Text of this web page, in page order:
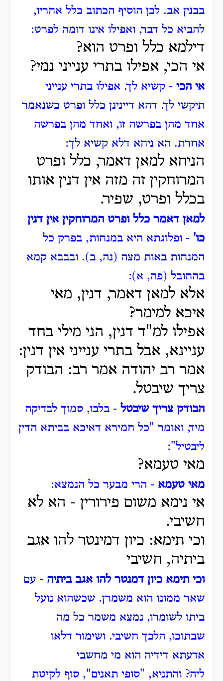
בבנין אב. לכן הוסיף הכתוב כלל אחריו,
להביא כל דבר, ואפילו אינו דומה לפרט:
דילמא כלל ופרט הוא?
אי הכי, אפילו בתרי ענייני נמי?
אי הכי - קשיא לך. אפילו בתרי ענייני
תיקשי לך. דהא דיינינן כלל ופרט כשנאמר
אחד מהן בפרשה זו, ואחד מהן בפרשה
אחרת. הא ניחא דלא קשיא לך:
הניחא למאן דאמר, כלל ופרט
המרוחקין זה מזה אין דנין אותו
בכלל ופרט, שפיר.
למאן דאמר כלל ופרט המרוחקין אין דנין
כו' - ופלוגתא היא במנחות, בפרק כל
המנחות באות מצה (נה, ב). ובבבא קמא
בהחובל (פה, א):
אלא למאן דאמר, דנין, מאי
איכא למימר?
אפילו למ"ד דנין, הני מילי בחד
עניינא, אבל בתרי ענייני אין דנין:
אמר רב יהודה אמר רב: הבודק
צריך שיבטל.
הבודק צריך שיבטל - בלבו, סמוך לבדיקה
מיד, ואומר "כל חמירא דאיכא בביתא הדין
ליבטיל":
מאי טעמא?
מאי טעמא - הרי מבער כל הנמצא:
אי נימא משום פירורין - הא לא
חשיבי.
וכי תימא: כיון דמינטר להו אגב
ביתיה, חשיבי
וכי תימא כיון דמנטר להו אגב ביתיה - עם
שאר ממונו הוא משמרן. שכשהוא נועל
ביתו לשומרו, נמצא משמר כל מה
שבתוכו, הלכך חשיבי. ושימור דלאו
אדעתא דידיה הוא מי מחשבי
ליה? והתניא, "סופי תאנים", סוף לקיטת